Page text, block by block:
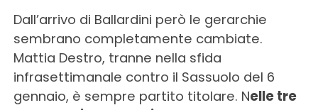
Dall’arrivo di Ballardini però le gerarchie
sembrano completamente cambiate.
Mattia Destro, tranne nella sfida
infrasettimanale contro il Sassuolo del 6
gennaio, è sempre partito titolare. Nelle tre